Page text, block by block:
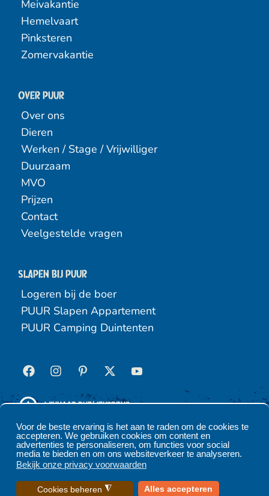
Voor de beste ervaring is het aan te raden om de cookies te
accepteren. We gebruiken cookies om content en
advertenties te personaliseren, om functies voor social
media te bieden en om ons websiteverkeer te analyseren.
Bekijk onze privacy voorwaarden
Cookies beheren ◮ Alles accepteren
Meivakantie
Hemelvaart
Pinksteren
Zomervakantie
Over PUUR
Over ons
Dieren
Werken / Stage / Vrijwilliger
Duurzaam
MVO
Prijzen
Contact
Veelgestelde vragen
Slapen bij puur
Logeren bij de boer
PUUR Slapen Appartement
PUUR Camping Duintenten
Winnaar Publieksprijs
Algemene voorwaardenPrivacyverklaring
Cookies beheren